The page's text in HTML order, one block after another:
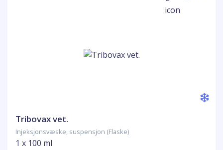
Tribovax vet.
Injeksjonsvæske, suspensjon (Flaske)
1 x 100 ml